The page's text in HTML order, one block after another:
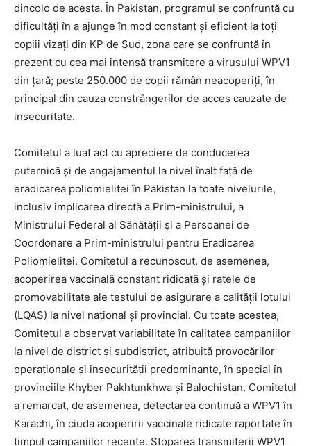
dincolo de acesta. În Pakistan, programul se confruntă cu
dificultăți în a ajunge în mod constant și eficient la toți
copiii vizați din KP de Sud, zona care se confruntă în
prezent cu cea mai intensă transmitere a virusului WPV1
din țară; peste 250.000 de copii rămân neacoperiți, în
principal din cauza constrângerilor de acces cauzate de
insecuritate.
Comitetul a luat act cu apreciere de conducerea
puternică și de angajamentul la nivel înalt față de
eradicarea poliomielitei în Pakistan la toate nivelurile,
inclusiv implicarea directă a Prim-ministrului, a
Ministrului Federal al Sănătății și a Persoanei de
Coordonare a Prim-ministrului pentru Eradicarea
Poliomielitei. Comitetul a recunoscut, de asemenea,
acoperirea vaccinală constant ridicată și ratele de
promovabilitate ale testului de asigurare a calității lotului
(LQAS) la nivel național și provincial. Cu toate acestea,
Comitetul a observat variabilitate în calitatea campaniilor
la nivel de district și subdistrict, atribuită provocărilor
operaționale și insecurității predominante, în special în
provinciile Khyber Pakhtunkhwa și Balochistan. Comitetul
a remarcat, de asemenea, detectarea continuă a WPV1 în
Karachi, în ciuda acoperirii vaccinale ridicate raportate în
timpul campaniilor recente. Stoparea transmiterii WPV1